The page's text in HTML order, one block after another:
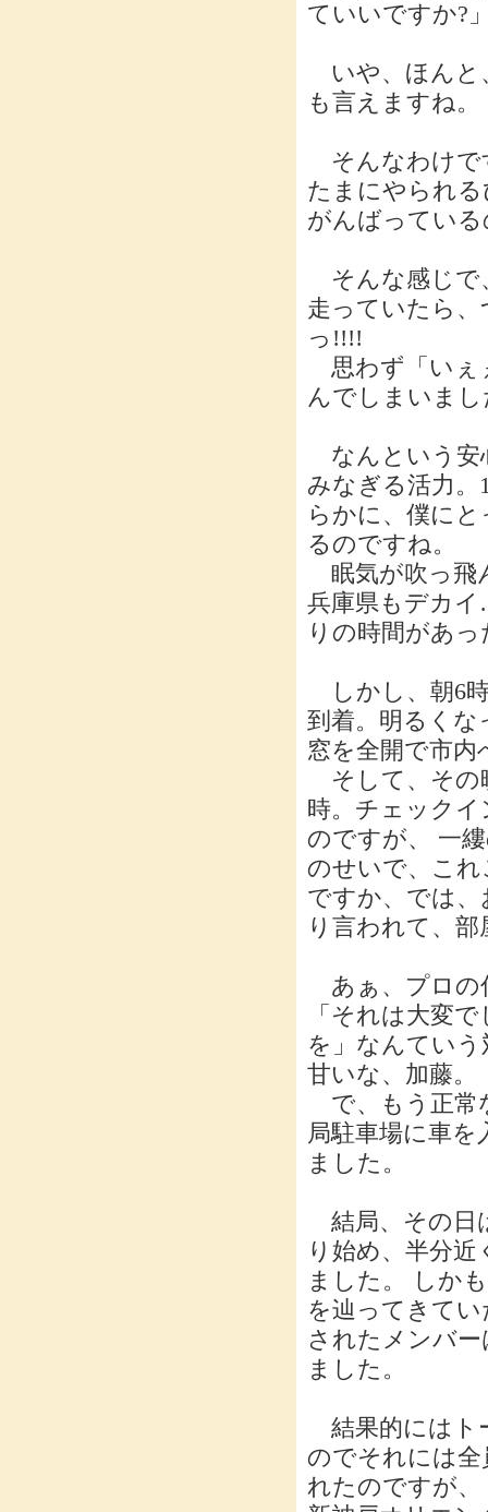
ていいですか?
いや、ほんと
も言えますね。
そんなわけで
たまにやられ
がんばってい
そんな感じで
走っていたら
っ!!!!
思わず「いぇ
んでしまいまし
なんという安
みなぎる活力。
らかに、僕に
るのですね。
眠気が吹っ飛
兵庫県もデカ
りの時間があ
しかし、朝6
到着。明るく
窓を全開で市
そして、その
時。チェックイ
のですが、 一
のせいで、こ
ですか、では
り言われて、
あぁ、プロの
「それは大変
を」なんてい
甘いな、加藤。
で、もう正常
局駐車場に車
ました。
結局、その日
り始め、半分
ました。 しか
を辿ってきて
されたメンバ
ました。
結果的にはト
のでそれには
れたのですが